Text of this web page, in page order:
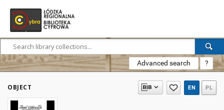
Advanced search ?
OBJECT EN PL